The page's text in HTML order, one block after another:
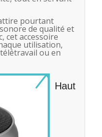
pourtant
de qualité et
cet accessoire
utilisation,
ou en
Haut